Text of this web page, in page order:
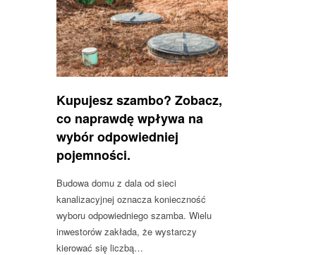
Kupujesz szambo? Zobacz,
co naprawdę wpływa na
wybór odpowiedniej
pojemności.
Budowa domu z dala od sieci
kanalizacyjnej oznacza konieczność
wyboru odpowiedniego szamba. Wielu
inwestorów zakłada, że wystarczy
kierować się liczbą…